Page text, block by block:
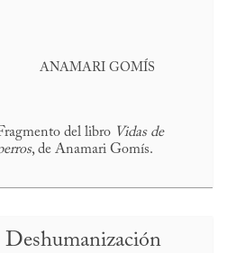
ANAMARI GOMÍS
del libro Vidas de
, de Anamari Gomís.
Deshumanización